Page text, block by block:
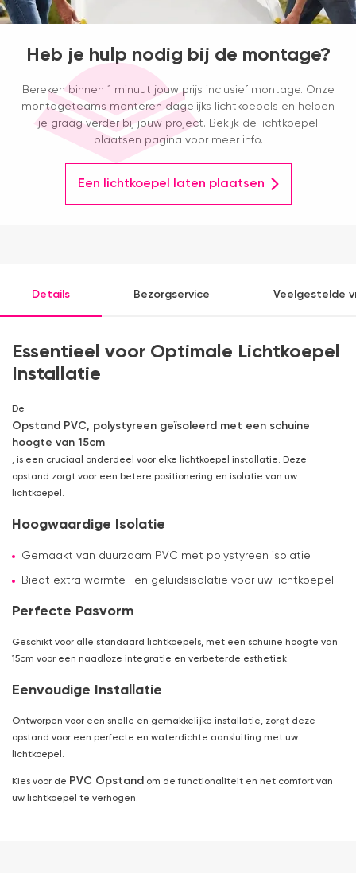
Heb je hulp nodig bij de montage?
Bereken binnen 1 minuut jouw prijs inclusief montage. Onze
montageteams monteren dagelijks lichtkoepels en helpen
je graag verder bij jouw project. Bekijk de lichtkoepel
plaatsen pagina voor meer info.
Een lichtkoepel laten plaatsen
Details Bezorgservice Veelgestelde
Essentieel voor Optimale Lichtkoepel
Installatie
De
Opstand PVC, polystyreen geïsoleerd met een schuine
hoogte van 15cm
, is een cruciaal onderdeel voor elke lichtkoepel installatie. Deze
opstand zorgt voor een betere positionering en isolatie van uw
lichtkoepel.
Hoogwaardige Isolatie
Gemaakt van duurzaam PVC met polystyreen isolatie.
Biedt extra warmte- en geluidsisolatie voor uw lichtkoepel.
Perfecte Pasvorm
Geschikt voor alle standaard lichtkoepels, met een schuine hoogte van
15cm voor een naadloze integratie en verbeterde esthetiek.
Eenvoudige Installatie
Ontworpen voor een snelle en gemakkelijke installatie, zorgt deze
opstand voor een perfecte en waterdichte aansluiting met uw
lichtkoepel.
Kies voor de PVC Opstand om de functionaliteit en het comfort van
uw lichtkoepel te verhogen.